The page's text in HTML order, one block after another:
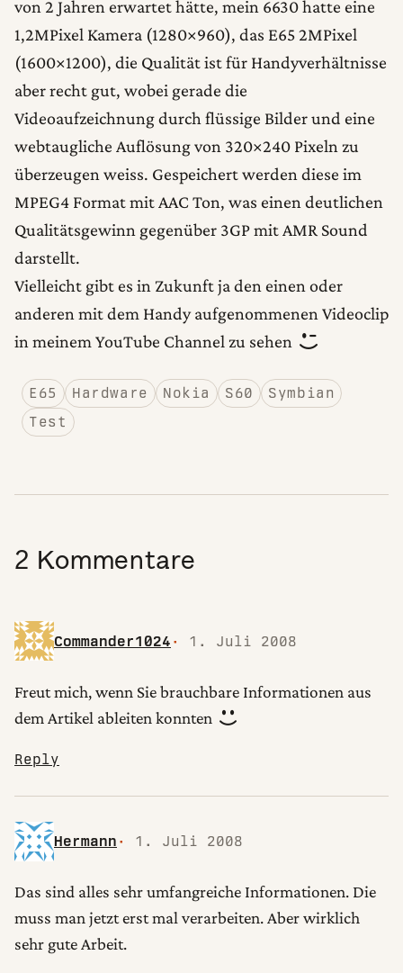
von 2 Jahren erwartet hätte, mein 6630 hatte eine
1,2MPixel Kamera (1280×960), das E65 2MPixel
(1600×1200), die Qualität ist für Handyverhältnisse
aber recht gut, wobei gerade die
Videoaufzeichnung durch flüssige Bilder und eine
webtaugliche Auflösung von 320×240 Pixeln zu
überzeugen weiss. Gespeichert werden diese im
MPEG4 Format mit AAC Ton, was einen deutlichen
Qualitätsgewinn gegenüber 3GP mit AMR Sound
darstellt.
Vielleicht gibt es in Zukunft ja den einen oder
anderen mit dem Handy aufgenommenen Videoclip
in meinem YouTube Channel zu sehen
E65 Hardware Nokia S60
Symbian
Test
2 Kommentare
Commander1024 1. Juli 2008
Freut mich, wenn Sie brauchbare Informationen aus
dem Artikel ableiten konnten
Reply
Hermann 1. Juli 2008
Das sind alles sehr umfangreiche Informationen. Die
muss man jetzt erst mal verarbeiten. Aber wirklich
sehr gute Arbeit.